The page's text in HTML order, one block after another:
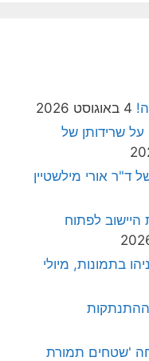
4 באוגוסט 2026
שרידותן של
ד"ר אורי מילשטיין
לפתוח
בתמונות, מיולי
'שטחים תמורת